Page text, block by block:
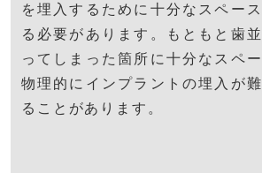
を埋入するために十分なスペー
る必要があります。もともと歯
ってしまった箇所に十分なスペ
物理的にインプラントの埋入が
ることがあります。